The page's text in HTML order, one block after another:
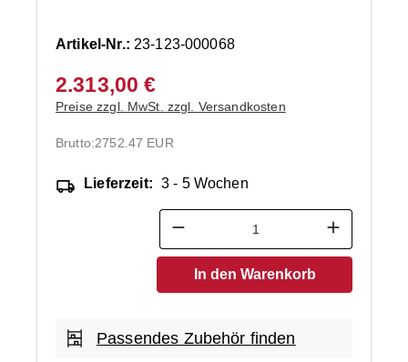
Artikel-Nr.: 23-123-000068
2.313,00 €
Preise zzgl. MwSt. zzgl. Versandkosten
Brutto:2752.47 EUR
Lieferzeit: 3 - 5 Wochen
Produkt Anzahl: Gib den
In den Warenkorb
Passendes Zubehör finden